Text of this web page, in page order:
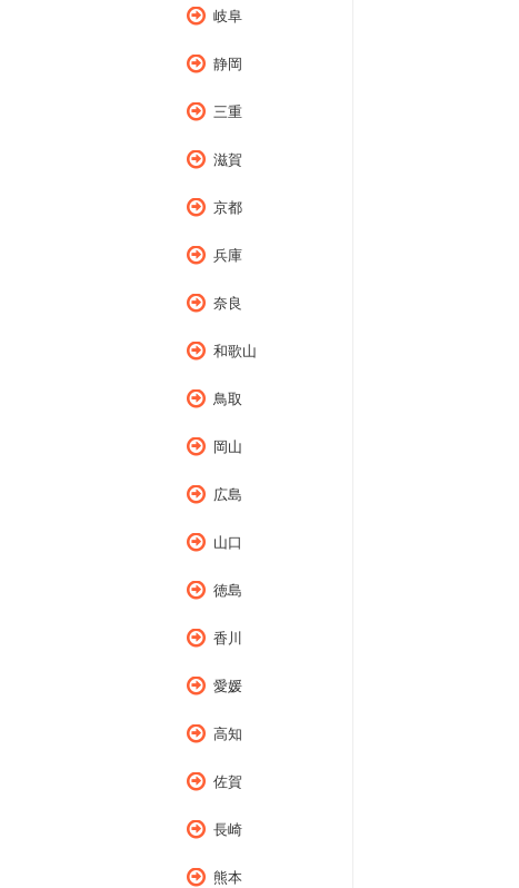
岐阜
静岡
三重
滋賀
京都
兵庫
奈良
和歌山
鳥取
岡山
広島
山口
徳島
香川
愛媛
高知
佐賀
長崎
熊本